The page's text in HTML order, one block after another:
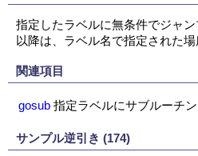
指定したラベルに無条件でジャン
以降は、ラベル名で指定された場
関連項目
gosub 指定ラベルにサブルーチ
サンプル逆引き (174)